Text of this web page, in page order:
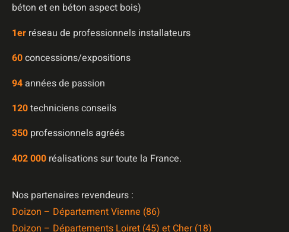
béton et en béton aspect bois)
1er réseau de professionnels installateurs
60concessions/expositions
94 années de passion
120techniciens conseils
350 professionnels agréés
402 000 réalisations sur toute la France.
Nos partenaires revendeurs :
Doizon – Département Vienne (86)
Doizon – Départements Loiret (45) et Cher (18)